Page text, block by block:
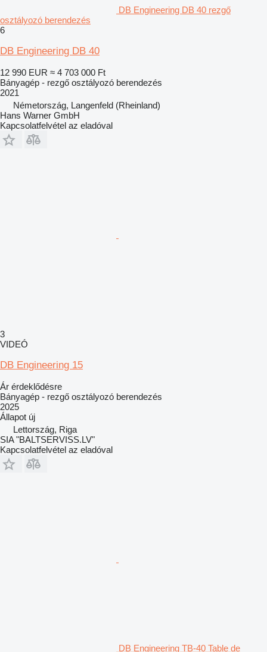
DB Engineering DB 40 rezgő
osztályozó berendezés
6
DB Engineering DB 40
12 990 EUR ≈ 4 703 000 Ft
Bányagép - rezgő osztályozó berendezés
2021
Németország, Langenfeld (Rheinland)
Hans Warner GmbH
Kapcsolatfelvétel az eladóval
3
VIDEÓ
DB Engineering 15
Ár érdeklődésre
Bányagép - rezgő osztályozó berendezés
2025
Állapot új
Lettország, Riga
SIA "BALTSERVISS.LV"
Kapcsolatfelvétel az eladóval
DB Engineering TB-40 Table de